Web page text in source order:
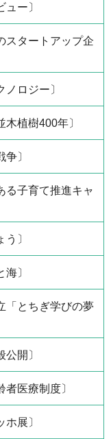
ー〕
スタートアップ企
ロジー〕
植樹400年〕
〕
る子育て推進キャ
〕
〕
「とちぎ学びの夢
開〕
医療制度〕
展〕